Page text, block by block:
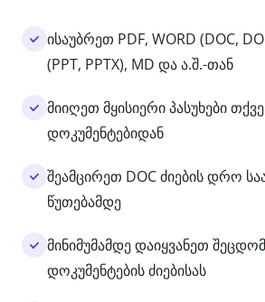
ისაუბრეთ PDF, WORD (DOC,
(PPT, PPTX), MD და ა.შ.-თან
მიიღეთ მყისიერი პასუხები
დოკუმენტებიდან
შეამცირეთ DOC ძიების დრო
წუთებამდე
მინიმუმამდე დაიყვანეთ
დოკუმენტების ძიებისას